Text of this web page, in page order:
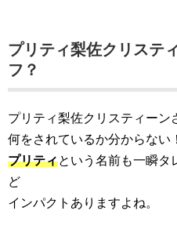
プリティ梨佐クリステ
フ？
プリティ梨佐クリスティーン
何をされているか分からない
プリティという名前も一瞬タ
ど
インパクトありますよね。